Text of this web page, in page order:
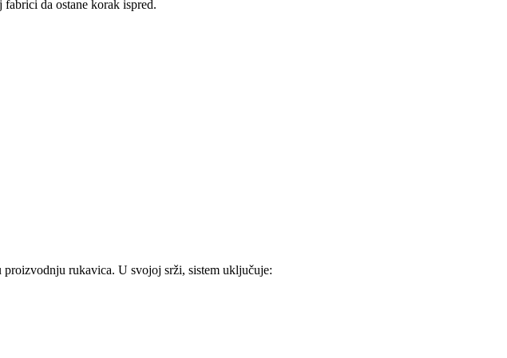
da ostane korak ispred.
proizvodnju rukavica. U svojoj srži, sistem uključuje: